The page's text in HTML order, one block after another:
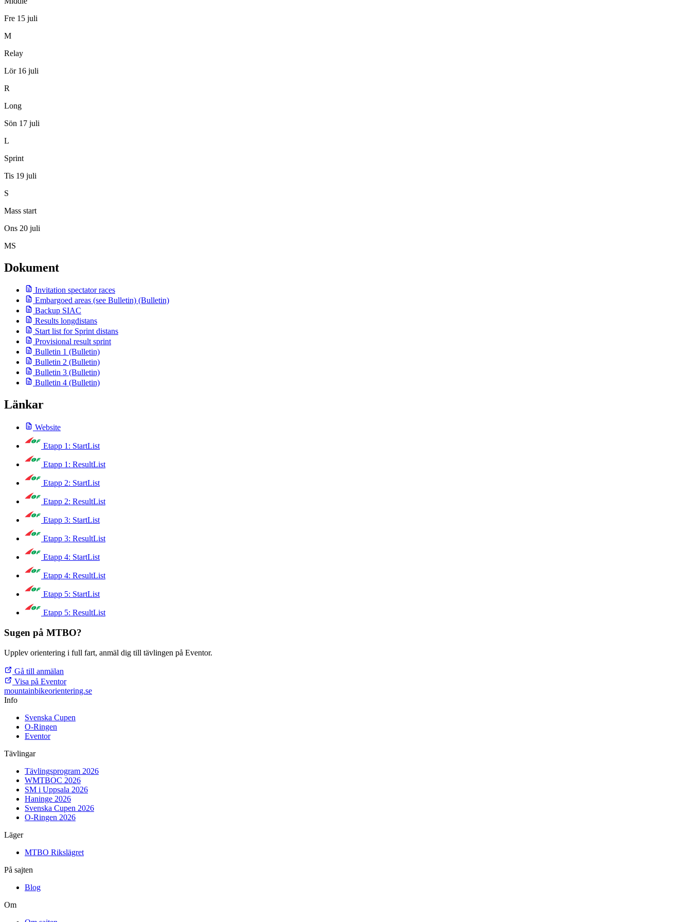
Fre 15 juli
M
Relay
Lör 16 juli
R
Long
Sön 17 juli
L
Sprint
Tis 19 juli
S
Mass start
Ons 20 juli
MS
Dokument
Invitation spectator races
Embargoed areas (see Bulletin) (Bulletin)
Backup SIAC
Results longdistans
Start list for Sprint distans
Provisional result sprint
Bulletin 1 (Bulletin)
Bulletin 2 (Bulletin)
Bulletin 3 (Bulletin)
Bulletin 4 (Bulletin)
Länkar
Website
Etapp 1: StartList
Etapp 1: ResultList
Etapp 2: StartList
Etapp 2: ResultList
Etapp 3: StartList
Etapp 3: ResultList
Etapp 4: StartList
Etapp 4: ResultList
Etapp 5: StartList
Etapp 5: ResultList
Sugen på MTBO?
Upplev orientering i full fart, anmäl dig till tävlingen på Eventor.
Gå till anmälan
Visa på Eventor
mountainbikeorientering.se
Info
Svenska Cupen
O-Ringen
Eventor
Tävlingar
Tävlingsprogram 2026
WMTBOC 2026
SM i Uppsala 2026
Haninge 2026
Svenska Cupen 2026
O-Ringen 2026
Läger
MTBO Rikslägret
På sajten
Blog
Om